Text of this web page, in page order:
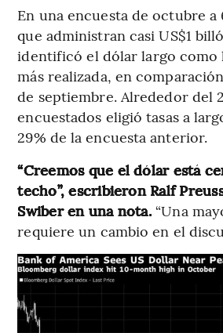
En una encuesta de octubre a
que administran casi US$1
identificó el dólar largo como
más realizada, en
de septiembre. Alrededor del
encuestados eligió tasas a
29% de la encuesta anterior.
“Creemos que el dólar está
techo”, escribieron Ralf
Swiber en una nota.“Una
requiere un cambio en el